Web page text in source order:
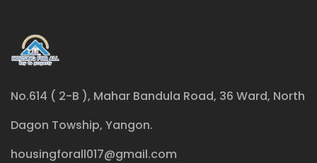
No.614 ( 2-B ), Mahar Bandula Road, 36 Ward, North
Dagon Towship, Yangon.
housingforall017@gmail.com